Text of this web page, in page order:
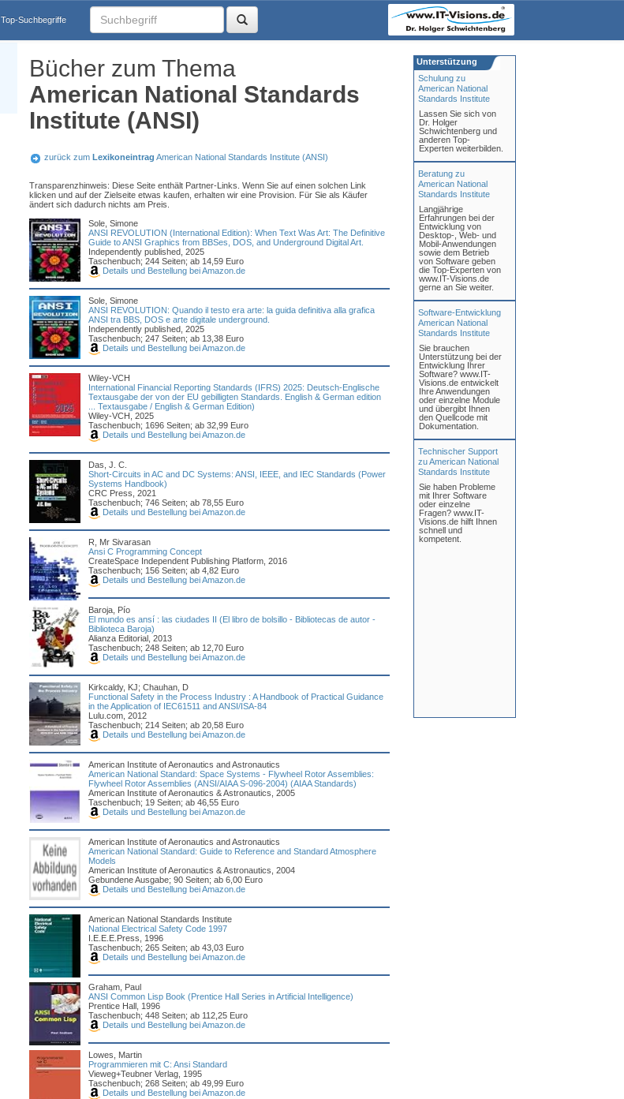
Top-Suchbegriffe
Bücher zum Thema
American National Standards
Institute (ANSI)
zurück zum Lexikoneintrag American National Standards Institute (ANSI)
Transparenzhinweis: Diese Seite enthält Partner-Links. Wenn Sie auf einen solchen Link
klicken und auf der Zielseite etwas kaufen, erhalten wir eine Provision. Für Sie als Käufer
ändert sich dadurch nichts am Preis.
Sole, Simone
ANSI REVOLUTION (International Edition): When Text Was Art: The Definitive
Guide to ANSI Graphics from BBSes, DOS, and Underground Digital Art.
Independently published, 2025
Taschenbuch; 244 Seiten; ab 14,59 Euro
Details und Bestellung bei Amazon.de
Sole, Simone
ANSI REVOLUTION: Quando il testo era arte: la guida definitiva alla grafica
ANSI tra BBS, DOS e arte digitale underground.
Independently published, 2025
Taschenbuch; 247 Seiten; ab 13,38 Euro
Details und Bestellung bei Amazon.de
Wiley-VCH
International Financial Reporting Standards (IFRS) 2025: Deutsch-Englische
Textausgabe der von der EU gebilligten Standards. English & German edition
... Textausgabe / English & German Edition)
Wiley-VCH, 2025
Taschenbuch; 1696 Seiten; ab 32,99 Euro
Details und Bestellung bei Amazon.de
Das, J. C.
Short-Circuits in AC and DC Systems: ANSI, IEEE, and IEC Standards (Power
Systems Handbook)
CRC Press, 2021
Taschenbuch; 746 Seiten; ab 78,55 Euro
Details und Bestellung bei Amazon.de
R, Mr Sivarasan
Ansi C Programming Concept
CreateSpace Independent Publishing Platform, 2016
Taschenbuch; 156 Seiten; ab 4,82 Euro
Details und Bestellung bei Amazon.de
Baroja, Pío
El mundo es ansí : las ciudades II (El libro de bolsillo - Bibliotecas de autor -
Biblioteca Baroja)
Alianza Editorial, 2013
Taschenbuch; 248 Seiten; ab 12,70 Euro
Details und Bestellung bei Amazon.de
Kirkcaldy, KJ; Chauhan, D
Functional Safety in the Process Industry : A Handbook of Practical Guidance
in the Application of IEC61511 and ANSI/ISA-84
Lulu.com, 2012
Taschenbuch; 214 Seiten; ab 20,58 Euro
Details und Bestellung bei Amazon.de
American Institute of Aeronautics and Astronautics
American National Standard: Space Systems - Flywheel Rotor Assemblies:
Flywheel Rotor Assemblies (ANSI/AIAA S-096-2004) (AIAA Standards)
American Institute of Aeronautics & Astronautics, 2005
Taschenbuch; 19 Seiten; ab 46,55 Euro
Details und Bestellung bei Amazon.de
American Institute of Aeronautics and Astronautics
American National Standard: Guide to Reference and Standard Atmosphere
Models
American Institute of Aeronautics & Astronautics, 2004
Gebundene Ausgabe; 90 Seiten; ab 6,00 Euro
Details und Bestellung bei Amazon.de
American National Standards Institute
National Electrical Safety Code 1997
I.E.E.E.Press, 1996
Taschenbuch; 265 Seiten; ab 43,03 Euro
Details und Bestellung bei Amazon.de
Graham, Paul
ANSI Common Lisp Book (Prentice Hall Series in Artificial Intelligence)
Prentice Hall, 1996
Taschenbuch; 448 Seiten; ab 112,25 Euro
Details und Bestellung bei Amazon.de
Lowes, Martin
Programmieren mit C: Ansi Standard
Vieweg+Teubner Verlag, 1995
Taschenbuch; 268 Seiten; ab 49,99 Euro
Details und Bestellung bei Amazon.de
Schulung zu
American National
Standards Institute
Lassen Sie sich von
Dr. Holger
Schwichtenberg und
anderen Top-
Experten weiterbilden.
Beratung zu
American National
Standards Institute
Langjährige
Erfahrungen bei der
Entwicklung von
Desktop-, Web- und
Mobil-Anwendungen
sowie dem Betrieb
von Software geben
die Top-Experten von
www.IT-Visions.de
gerne an Sie weiter.
Software-Entwicklung
American National
Standards Institute
Sie brauchen
Unterstützung bei der
Entwicklung Ihrer
Software? www.IT-
Visions.de entwickelt
Ihre Anwendungen
oder einzelne Module
und übergibt Ihnen
den Quellcode mit
Dokumentation.
Technischer Support
zu American National
Standards Institute
Sie haben Probleme
mit Ihrer Software
oder einzelne
Fragen? www.IT-
Visions.de hilft Ihnen
schnell und
kompetent.
Unterstützung